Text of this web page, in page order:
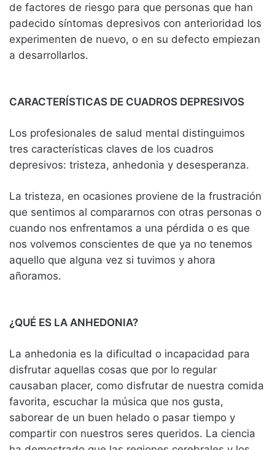
de factores de riesgo para que personas que han
padecido síntomas depresivos con anterioridad los
experimenten de nuevo, o en su defecto empiezan
a desarrollarlos.
CARACTERÍSTICAS DE CUADROS DEPRESIVOS
Los profesionales de salud mental distinguimos
tres características claves de los cuadros
depresivos: tristeza, anhedonia y desesperanza.
La tristeza, en ocasiones proviene de la frustración
que sentimos al compararnos con otras personas o
cuando nos enfrentamos a una pérdida o es que
nos volvemos conscientes de que ya no tenemos
aquello que alguna vez si tuvimos y ahora
añoramos.
¿QUÉ ES LA ANHEDONIA?
La anhedonia es la dificultad o incapacidad para
disfrutar aquellas cosas que por lo regular
causaban placer, como disfrutar de nuestra comida
favorita, escuchar la música que nos gusta,
saborear de un buen helado o pasar tiempo y
compartir con nuestros seres queridos. La ciencia